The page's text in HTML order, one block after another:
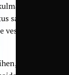
sai
ja
että